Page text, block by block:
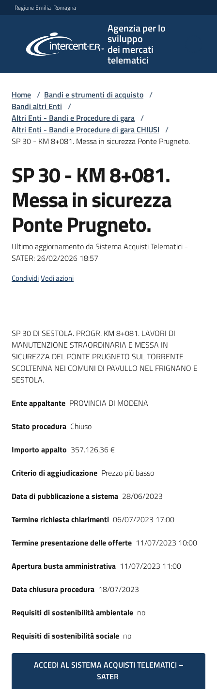
Vai al contenuto
Vai alla navigazione
Vai al footer
Regione Emilia-Romagna
Agenzia per lo
sviluppo
dei mercati
telematici
per lo
sviluppo
telematici
L'Agenzia
Bandi
strumenti
acquisto
Supporto
English
site
su
Home / Bandi e strumenti di acquisto /
Bandi altri Enti /
Altri Enti - Bandi e Procedure di gara /
Altri Enti - Bandi e Procedure di gara CHIUSI /
SP 30 - KM 8+081. Messa in sicurezza Ponte Prugneto.
Salta al contenuto
SP 30 - KM 8+081.
Messa in sicurezza
Ponte Prugneto.
Ultimo aggiornamento da Sistema Acquisti Telematici -
SATER: 26/02/2026 18:57
CondividiVedi azioni
Dati del bando
SP 30 DI SESTOLA. PROGR. KM 8+081. LAVORI DI
MANUTENZIONE STRAORDINARIA E MESSA IN
SICUREZZA DEL PONTE PRUGNETO SUL TORRENTE
SCOLTENNA NEI COMUNI DI PAVULLO NEL FRIGNANO E
SESTOLA.
Ente appaltante PROVINCIA DI MODENA
Stato procedura Chiuso
Importo appalto 357.126,36 €
Criterio di aggiudicazione Prezzo più basso
Data di pubblicazione a sistema 28/06/2023
Termine richiesta chiarimenti 06/07/2023 17:00
Termine presentazione delle offerte 11/07/2023 10:00
Apertura busta amministrativa 11/07/2023 11:00
Data chiusura procedura 18/07/2023
Requisiti di sostenibilità ambientale no
Requisiti di sostenibilità sociale no
ACCEDI AL SISTEMA ACQUISTI TELEMATICI –
SATER